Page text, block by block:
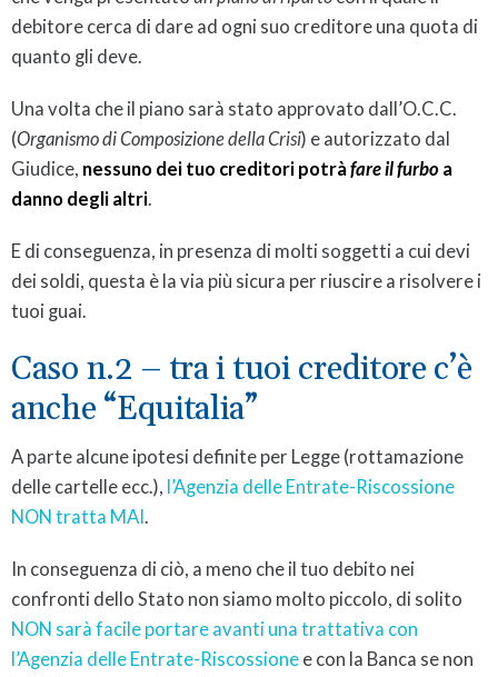
debitore cerca di dare ad ogni suo creditore una quota di
quanto gli deve.
Una volta che il piano sarà stato approvato dall’O.C.C.
(Organismo di Composizione della Crisi) e autorizzato dal
Giudice, nessuno dei tuo creditori potràfare il furbo a
danno degli altri.
E di conseguenza, in presenza di molti soggetti a cui devi
dei soldi, questa è la via più sicura per riuscire a risolvere i
tuoi guai.
Caso n.2 – tra i tuoi creditore c’è
anche “Equitalia”
A parte alcune ipotesi definite per Legge (rottamazione
delle cartelle ecc.), l’Agenzia delle Entrate-Riscossione
NON tratta MAI .
In conseguenza di ciò, a meno che il tuo debito nei
confronti dello Stato non siamo molto piccolo, di solito
NON sarà facile portare avanti una trattativa con
l’Agenzia delle Entrate-Riscossione e con la Banca se non